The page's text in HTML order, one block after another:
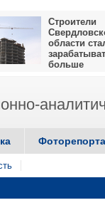
Строители
области
больше